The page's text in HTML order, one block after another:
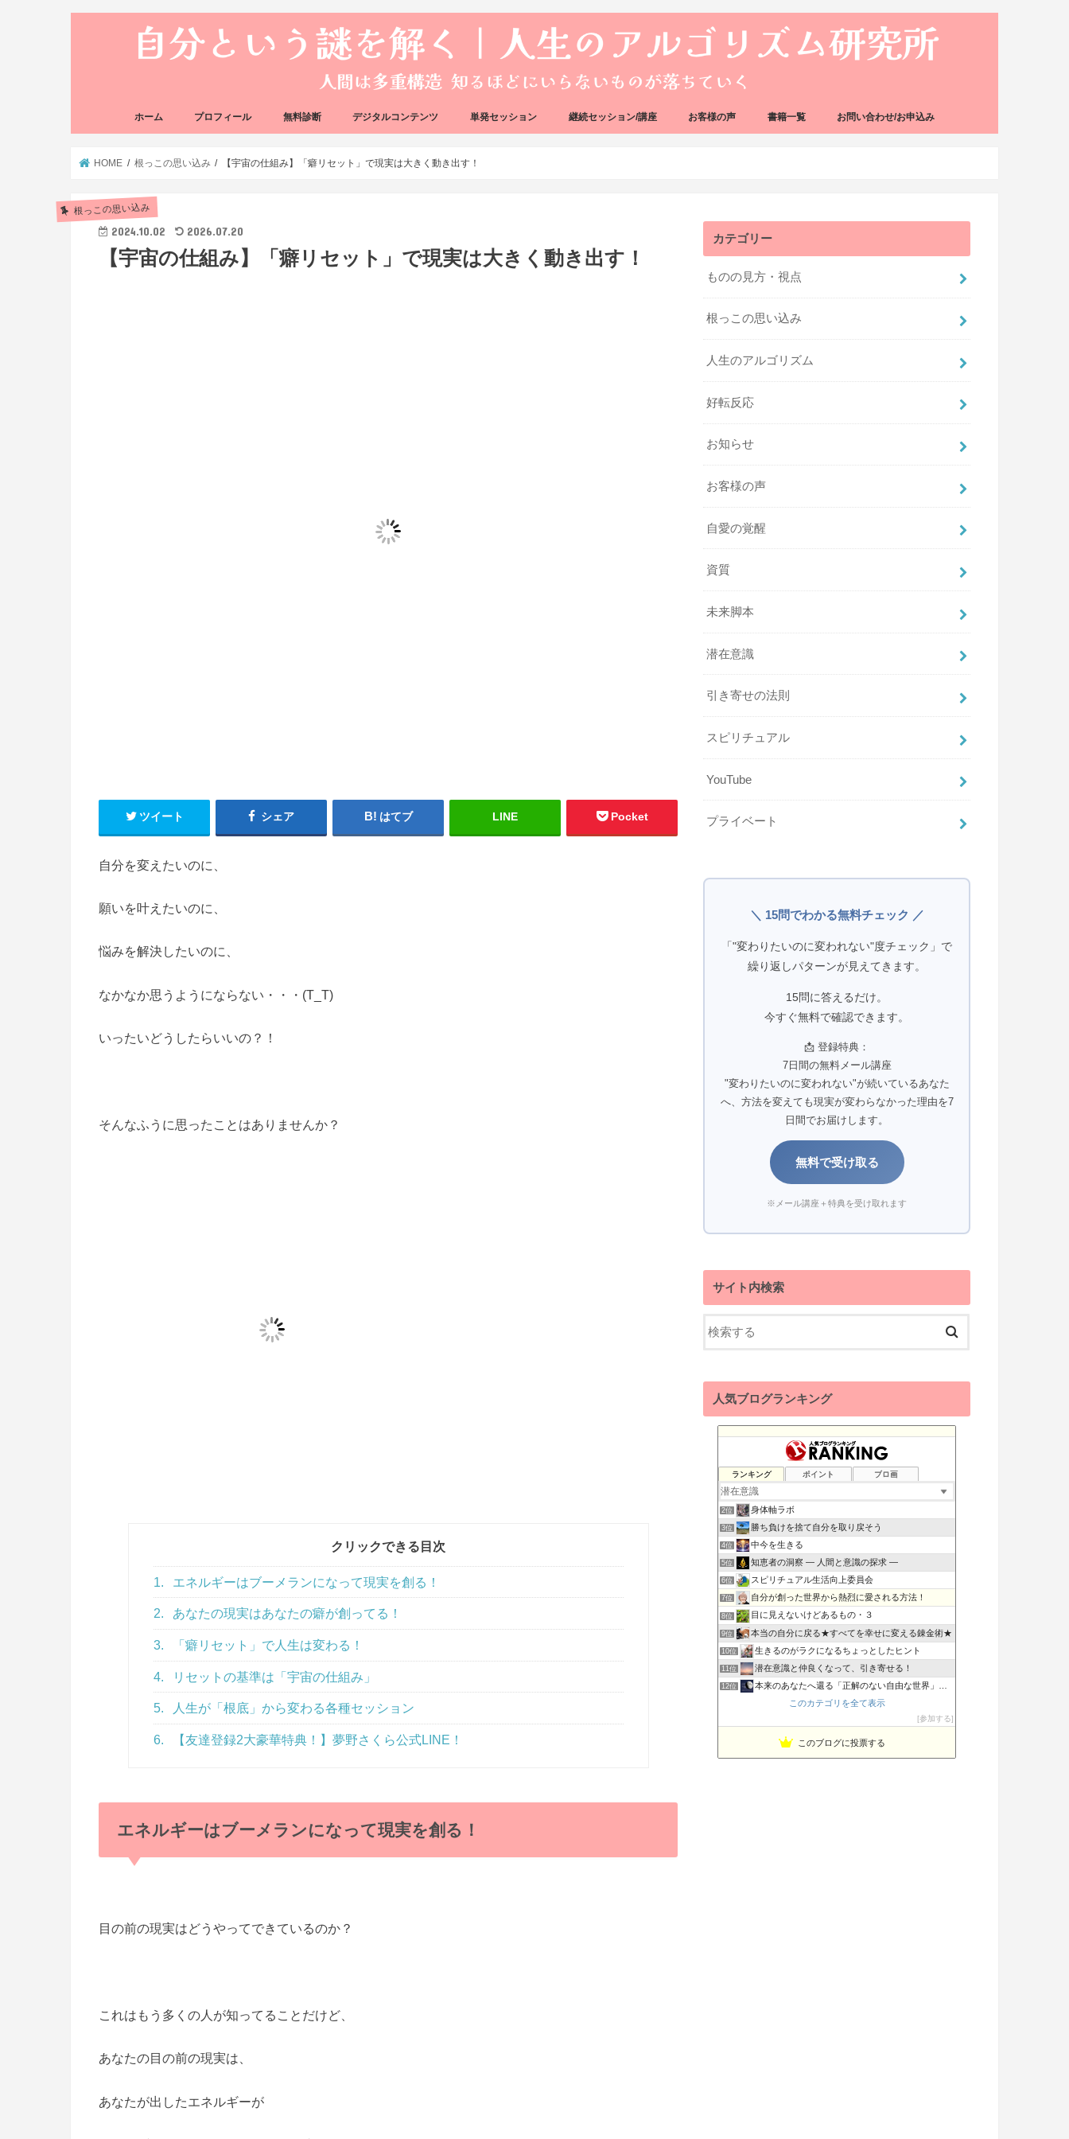
ホーム プロフィール 無料診断 デジタルコンテンツ 単発セッション 継続セッション/講座 お客様の声 書籍一覧 お問い合わせ/お申込み
HOME 根っこの思い込み 【宇宙の仕組み】「癖リセット」で現実は大きく動き出す！
根っこの思い込み
2024.10.02 2026.07.20
【宇宙の仕組み】「癖リセット」で現実は大きく動き出す！
ツイート シェア はてブ LINE Pocket
自分を変えたいのに、
願いを叶えたいのに、
悩みを解決したいのに、
なかなか思うようにならない・・・(T_T)
いったいどうしたらいいの？！
そんなふうに思ったことはありませんか？
クリックできる目次
1. エネルギーはブーメランになって現実を創る！
2. あなたの現実はあなたの癖が創ってる！
3. 「癖リセット」で人生は変わる！
4. リセットの基準は「宇宙の仕組み」
5. 人生が「根底」から変わる各種セッション
6. 【友達登録2大豪華特典！】夢野さくら公式LINE！
エネルギーはブーメランになって現実を創る！
目の前の現実はどうやってできているのか？
これはもう多くの人が知ってることだけど、
あなたの目の前の現実は、
あなたが出したエネルギーが
カテゴリー
ものの見方・視点
根っこの思い込み
人生のアルゴリズム
好転反応
お知らせ
お客様の声
自愛の覚醒
資質
未来脚本
潜在意識
引き寄せの法則
スピリチュアル
YouTube
プライベート
＼ 15問でわかる無料チェック ／
「"変わりたいのに変われない"度チェック」で
繰り返しパターンが見えてきます。
15問に答えるだけ。
今すぐ無料で確認できます。
📩 登録特典：
7日間の無料メール講座
"変わりたいのに変われない"が続いているあなた
へ、方法を変えても現実が変わらなかった理由を7
日間でお届けします。
無料で受け取る
※メール講座＋特典を受け取れます
サイト内検索
人気ブログランキング
ランキング ポイント ブロ画
1位 老子の道（万物の源）と徳 ＝大本神諭の一輪＋日月神示の神一厘
2位 身体軸ラボ
3位 勝ち負けを捨て自分を取り戻そう
4位 中今を生きる
5位 知恵者の洞察 ― 人間と意識の探求 ―
6位 スピリチュアル生活向上委員会
7位 自分が創った世界から熱烈に愛される方法！
8位 目に見えないけどあるもの・３
9位 本当の自分に戻る★すべてを幸せに変える錬金術★
10位 生きるのがラクになるちょっとしたヒント
11位 潜在意識と仲良くなって、引き寄せる！
12位 本来のあなたへ還る「正解のない自由な世界」への招待状
父なる母なる神〜本物の神と出会える場所〜
潜在意識で恋愛成就を引き寄せ！
このカテゴリを全て表示
参加する
このブログに投票する